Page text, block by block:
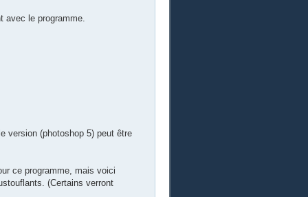
avec le programme.
version (photoshop 5) peut être
ce programme, mais voici
(Certains verront